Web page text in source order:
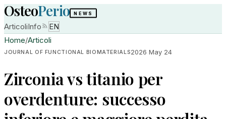
OsteoPerio NEWS
ArticoliInfo
EN
Home/Articoli
JOURNAL OF FUNCTIONAL BIOMATERIALS2026 May 24
Zirconia vs titanio per
overdenture: successo